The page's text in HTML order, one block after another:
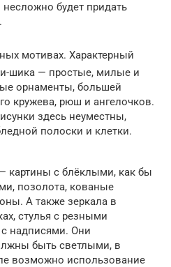
будет придать
мотивах. Характерный
шика — простые, милые и
орнаменты, большей
кружева, рюш и ангелочков.
здесь неуместны,
полоски и клетки.
картины с блёклыми, как бы
позолота, кованые
А также зеркала в
стулья с резными
надписями. Они
быть светлыми, в
возможно использование